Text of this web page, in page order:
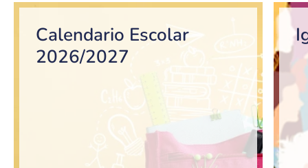
Bloque de contenido
Calendario Escolar
2026/2027